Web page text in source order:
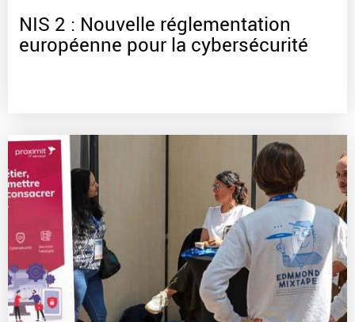
NIS 2 : Nouvelle réglementation
européenne pour la cybersécurité